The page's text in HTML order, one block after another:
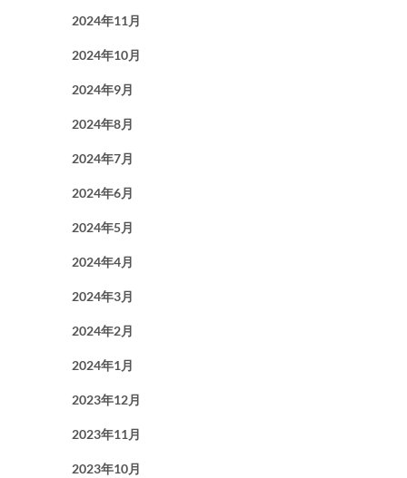
2024年11月
2024年10月
2024年9月
2024年8月
2024年7月
2024年6月
2024年5月
2024年4月
2024年3月
2024年2月
2024年1月
2023年12月
2023年11月
2023年10月